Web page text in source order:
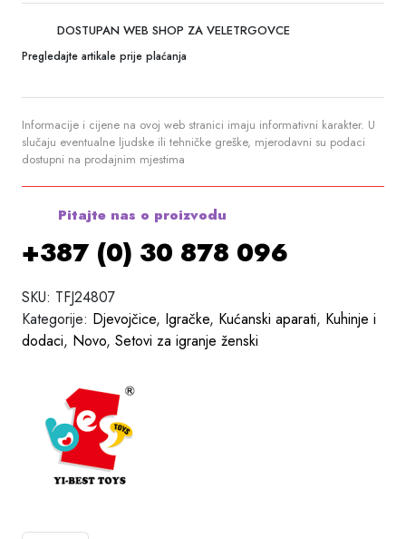
DOSTUPAN WEB SHOP ZA VELETRGOVCE
Pregledajte artikale prije plaćanja
Informacije i cijene na ovoj web stranici imaju informativni karakter. U
slučaju eventualne ljudske ili tehničke greške, mjerodavni su podaci
dostupni na prodajnim mjestima
Pitajte nas o proizvodu
+387 (0) 30 878 096
SKU: TFJ24807
Kategorije: Djevojčice, Igračke, Kućanski aparati, Kuhinje i
dodaci, Novo, Setovi za igranje ženski